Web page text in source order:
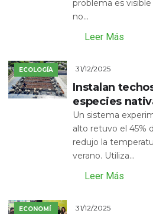
problema es visible
no...
Leer Más
ECOLOGÍA 31/12/2025
Instalan
especies
Un sistema
alto retuvo el 45%
redujo la
verano. Utiliza...
Leer Más
ECONOMÍ
31/12/2025